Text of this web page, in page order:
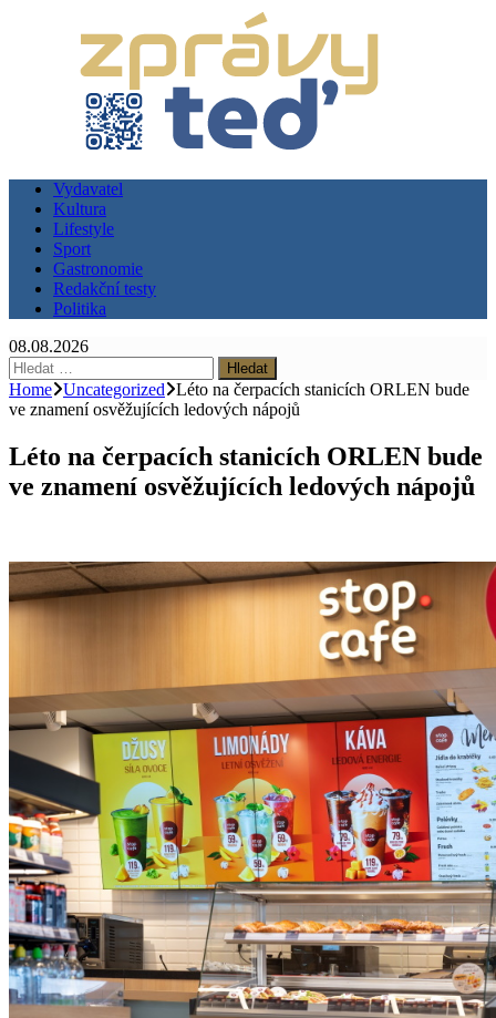
Vydavatel
Kultura
Lifestyle
Sport
Gastronomie
Redakční testy
Politika
08.08.2026
Vyhledávání
Home Uncategorized
Léto na čerpacích stanicích ORLEN bude
ve znamení osvěžujících ledových nápojů
Léto na čerpacích stanicích ORLEN bude
ve znamení osvěžujících ledových nápojů